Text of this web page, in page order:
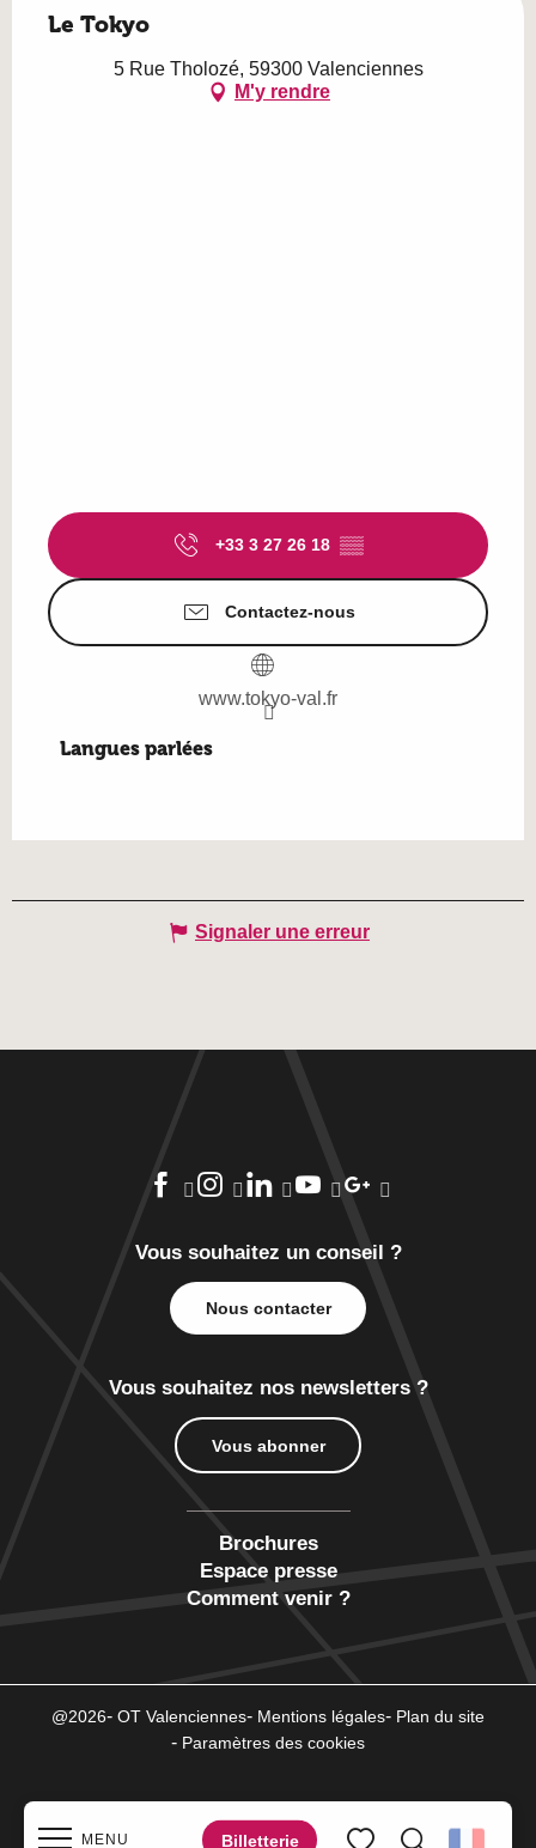
MENU Billetterie
Le Tokyo
5 Rue Tholozé, 59300 Valenciennes
M'y rendre
+33 3 27 26 18 ▒▒
Contactez-nous
www.tokyo-val.fr
Langues parlées
Langues parlées
Signaler une erreur
Vous souhaitez un conseil ?
Nous contacter
Vous souhaitez nos newsletters ?
Vous abonner
Brochures
Espace presse
Comment venir ?
@2026 OT Valenciennes Mentions légales
Plan du site
Paramètres des cookies